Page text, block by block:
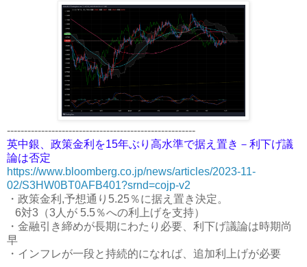
-------------------------------------------------------
英中銀、政策金利を15年ぶり高水準で据え置き－利下げ議
論は否定
https://www.bloomberg.co.jp/news/articles/2023-11-
02/S3HW0BT0AFB401?srnd=cojp-v2
・政策金利,予想通り5.25％に据え置き決定。
6対3（3人が 5.5％への利上げを支持）
・金融引き締めが長期にわたり必要、利下げ議論は時期尚
早
・インフレが一段と持続的になれば、追加利上げが必要